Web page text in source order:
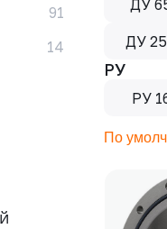
91
14
ДУ
ДУ
РУ
РУ
По